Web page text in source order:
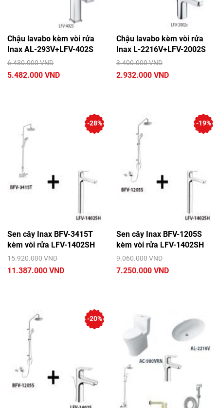
Chậu lavabo kèm vòi rửa
Inax AL-293V+LFV-402S
6.430.000 VND
5.482.000 VND
Chậu lavabo kèm vòi rửa
Inax L-2216V+LFV-2002S
3.400.000 VND
2.932.000 VND
Sen cây Inax BFV-3415T
kèm vòi rửa LFV-1402SH
15.920.000 VND
11.387.000 VND
-28%
Sen cây Inax BFV-1205S
kèm vòi rửa LFV-1402SH
9.060.000 VND
7.250.000 VND
-19%
-20%